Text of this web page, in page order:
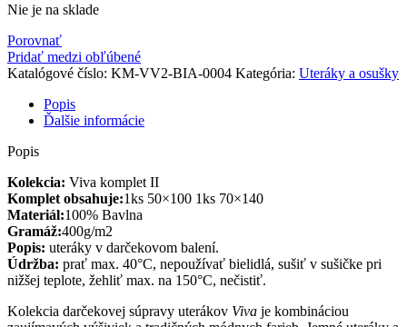
Nie je na sklade
Porovnať
Pridať medzi obľúbené
Katalógové číslo: KM-VV2-BIA-0004 Kategória: Uteráky a osušky
Popis
Ďalšie informácie
Popis
Kolekcia: Viva komplet II
Komplet obsahuje:1ks 50×100 1ks 70×140
Materiál:100% Bavlna
Gramáž:400g/m2
Popis: uteráky v darčekovom balení.
Údržba: prať max. 40°C, nepoužívať bielidlá, sušiť v sušičke pri
nižšej teplote, žehliť max. na 150°C, nečistiť.
Kolekcia darčekovej súpravy uterákov Viva je kombináciou